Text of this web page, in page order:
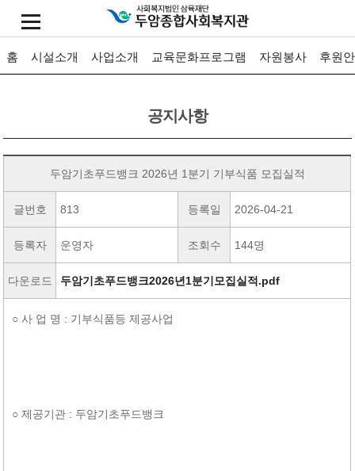
홈 시설소개 사업소개 교육문화프로그램 자원봉사 후원
공지사항
두암기초푸드뱅크 2026년 1분기 기부식품 모집실적
글번호 813 등록일 2026-04-21
등록자 운영자 조회수 144명
다운로드 두암기초푸드뱅크2026년1분기모집실적.pdf
○ 사 업 명 : 기부식품등 제공사업
○ 제공기관 : 두암기초푸드뱅크